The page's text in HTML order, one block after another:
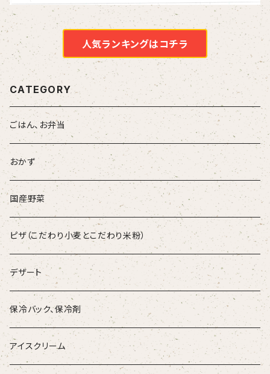
人気ランキングはコチラ
CATEGORY
ごはん、お弁当
おかず
国産野菜
ピザ（こだわり小麦とこだわり米粉）
デザート
保冷バック、保冷剤
アイスクリーム